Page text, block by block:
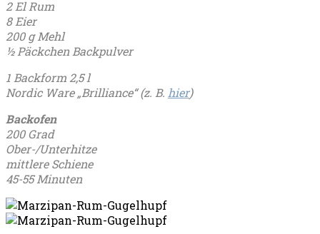
2 El Rum
8 Eier
200 g Mehl
½ Päckchen Backpulver
1 Backform 2,5 l
Nordic Ware „Brilliance“ (z. B. hier)
Backofen
200 Grad
Ober-/Unterhitze
mittlere Schiene
45-55 Minuten